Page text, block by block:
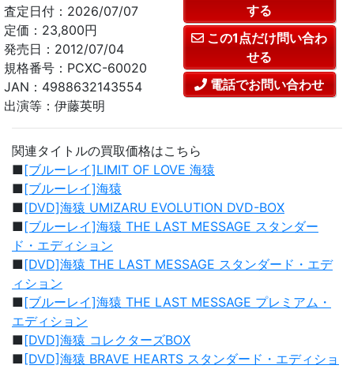
査定日付：2026/07/07
定価：23,800円
発売日：2012/07/04
規格番号：PCXC-60020
JAN：4988632143554
出演等：伊藤英明
する
この1点だけ問い合わ
せる
電話でお問い合わせ
関連タイトルの買取価格はこちら
■[ブルーレイ]LIMIT OF LOVE 海猿
■[ブルーレイ]海猿
■[DVD]海猿 UMIZARU EVOLUTION DVD-BOX
■[ブルーレイ]海猿 THE LAST MESSAGE スタンダー
ド・エディション
■[DVD]海猿 THE LAST MESSAGE スタンダード・エデ
ィション
■[ブルーレイ]海猿 THE LAST MESSAGE プレミアム・
エディション
■[DVD]海猿 コレクターズBOX
■ [DVD]海猿 BRAVE HEARTS スタンダード・エディショ